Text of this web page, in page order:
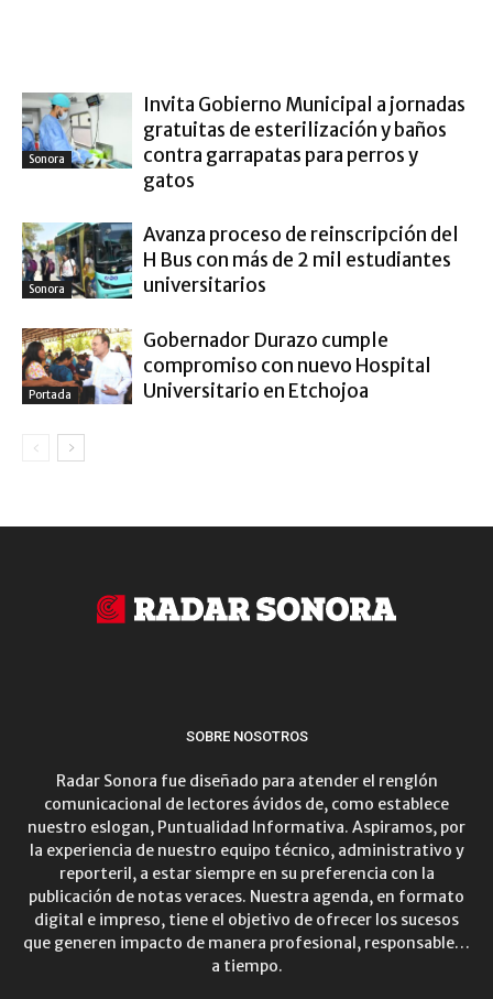
Sonora
Invita Gobierno Municipal a jornadas
gratuitas de esterilización y baños
contra garrapatas para perros y
gatos
Sonora
Avanza proceso de reinscripción del
H Bus con más de 2 mil estudiantes
universitarios
Portada
Gobernador Durazo cumple
compromiso con nuevo Hospital
Universitario en Etchojoa
SOBRE NOSOTROS
Radar Sonora fue diseñado para atender el renglón
comunicacional de lectores ávidos de, como establece
nuestro eslogan, Puntualidad Informativa. Aspiramos, por
la experiencia de nuestro equipo técnico, administrativo y
reporteril, a estar siempre en su preferencia con la
publicación de notas veraces. Nuestra agenda, en formato
digital e impreso, tiene el objetivo de ofrecer los sucesos
que generen impacto de manera profesional, responsable…
a tiempo.